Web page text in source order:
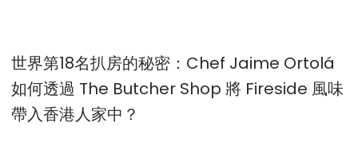
世界第18名扒房的秘密：Chef Jaime Ortolá
如何透過 The Butcher Shop 將 Fireside 風味
帶入香港人家中？